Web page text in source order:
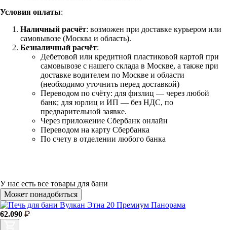
Условия оплаты:
Наличный расчёт: возможен при доставке курьером или
самовывозе (Москва и область).
Безналичный расчёт:
Дебетовой или кредитной пластиковой картой при
самовывозе с нашего склада в Москве, а также при
доставке водителем по Москве и области
(необходимо уточнить перед доставкой)
Переводом по счёту: для физлиц — через любой
банк; для юрлиц и ИП — без НДС, по
предварительной заявке.
Через приложение Сбербанк онлайн
Переводом на карту Сбербанка
По счету в отделении любого банка
У нас есть все товары для бани
Может понадобиться
62.090